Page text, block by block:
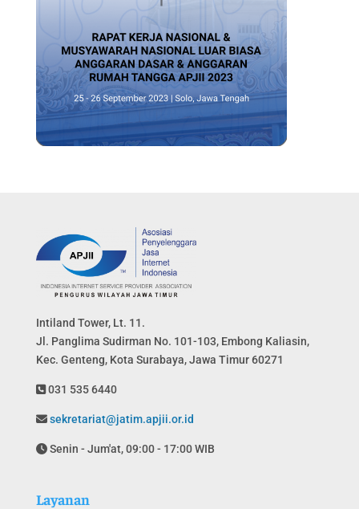
Intiland Tower, Lt. 11.
Jl. Panglima Sudirman No. 101-103, Embong Kaliasin,
Kec. Genteng, Kota Surabaya, Jawa Timur 60271
031 535 6440
sekretariat@jatim.apjii.or.id
Senin - Jum'at, 09:00 - 17:00 WIB
Layanan